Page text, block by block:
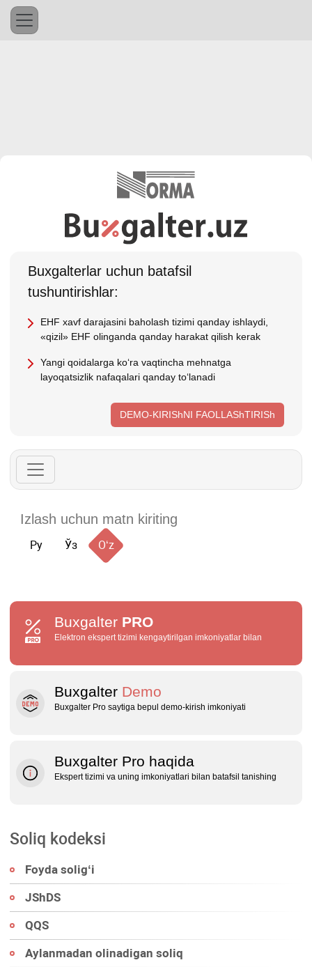
Buхgalterlar uchun batafsil
tushuntirishlar:
EHF хavf darajasini baholash tizimi qanday ishlaydi,
«qizil» EHF olinganda qanday harakat qilish kerak
Yangi qoidalarga koʻra vaqtincha mehnatga
layoqatsizlik nafaqalari qanday toʻlanadi
DEMO-KIRIShNI FAOLLAShTIRISh
Ру Ўз Oʻz
Buxgalter PRO
Elektron ekspert tizimi kengaytirilgan imkoniyatlar bilan
Buxgalter Demo
Buxgalter Pro saytiga bepul demo‑kirish imkoniyati
Buxgalter Pro haqida
Ekspert tizimi va uning imkoniyatlari bilan batafsil tanishing
Soliq kodeksi
Foyda soligʻi
JShDS
QQS
Aylanmadan olinadigan soliq